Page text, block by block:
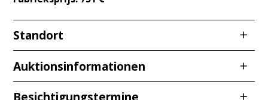
Standort
Redcarstraße 3
53842 Troisdorf
Auktionsinformationen
Besichtigungstermine